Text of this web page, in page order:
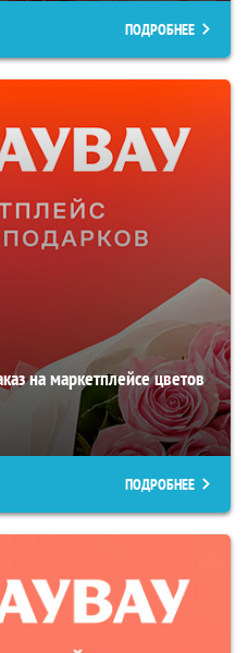
ПОДРОБНЕЕ
на маркетплейсе цветов
ПОДРОБНЕЕ